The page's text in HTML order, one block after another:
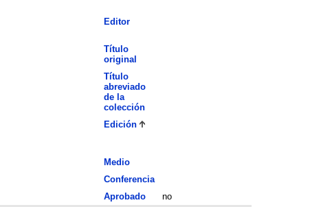
Editor
Título
original
Título
abreviado
de la
colección
Edición
Medio
Conferencia
Aprobado
no